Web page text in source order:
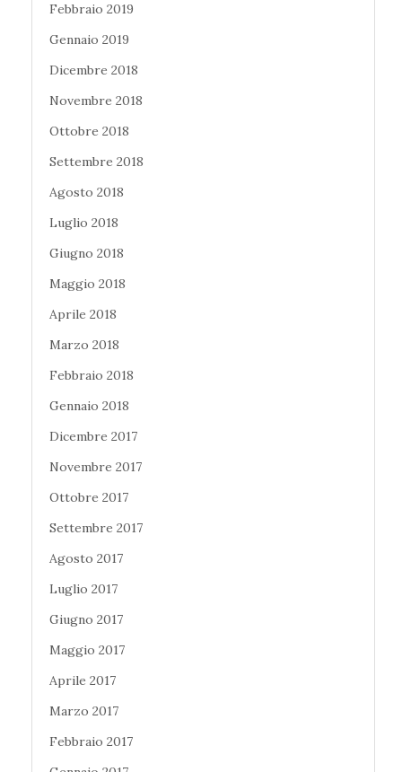
Febbraio 2019
Gennaio 2019
Dicembre 2018
Novembre 2018
Ottobre 2018
Settembre 2018
Agosto 2018
Luglio 2018
Giugno 2018
Maggio 2018
Aprile 2018
Marzo 2018
Febbraio 2018
Gennaio 2018
Dicembre 2017
Novembre 2017
Ottobre 2017
Settembre 2017
Agosto 2017
Luglio 2017
Giugno 2017
Maggio 2017
Aprile 2017
Marzo 2017
Febbraio 2017